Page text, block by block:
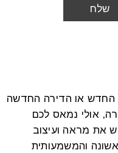
החדש או הדירה החדשה
אולי נמאס לכם
את מראה ועיצוב
והמשמעותית